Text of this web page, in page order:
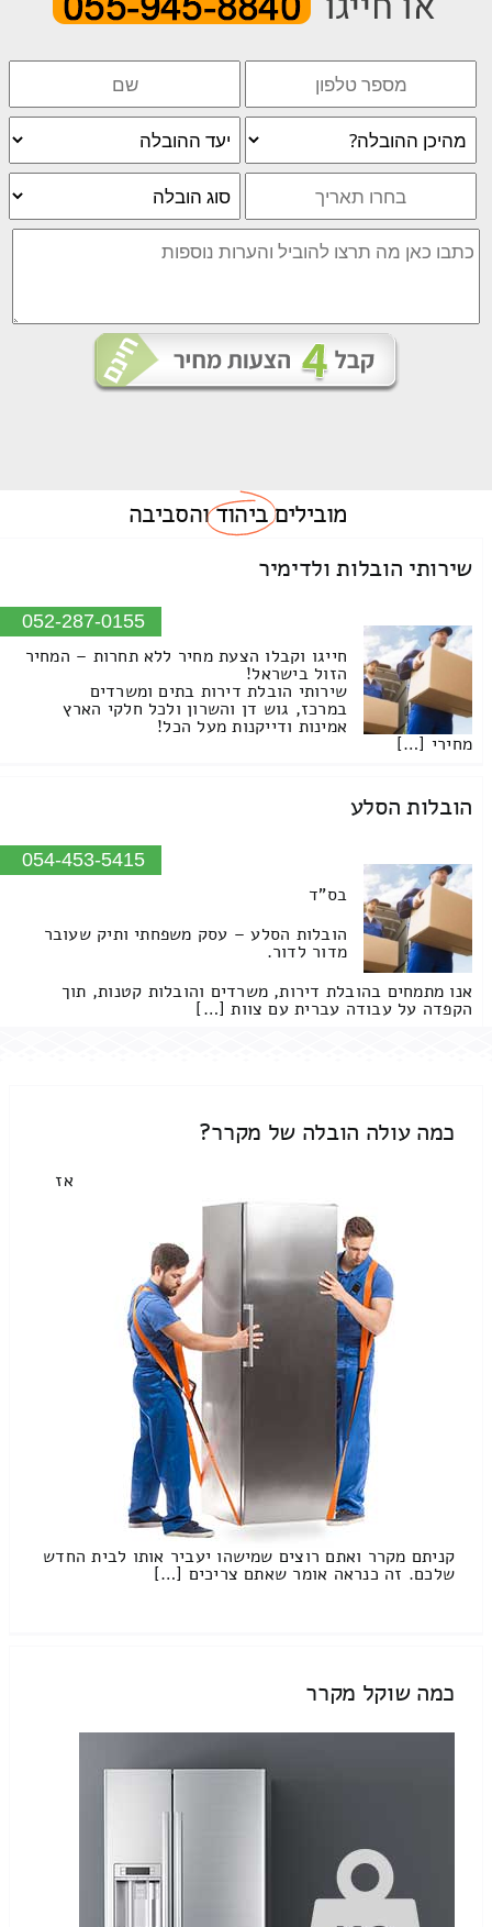
מוביליםביהודוהסביבה
שירותי הובלות ולדימיר
052-287-0155
חייגו וקבלו הצעת מחיר ללא תחרות – המחיר
הזול בישראל!
שירותי הובלת דירות בתים ומשרדים
במרכז, גוש דן והשרון ולכל חלקי הארץ
אמינות ודייקנות מעל הכל!
מחירי […]
הובלות הסלע
054-453-5415
בס"ד
הובלות הסלע – עסק משפחתי ותיק שעובר
מדור לדור.
אנו מתמחים בהובלת דירות, משרדים והובלות קטנות, תוך
הקפדה על עבודה עברית עם צוות […]
כמה עולה הובלה של מקרר?
אז
קניתם מקרר ואתם רוצים שמישהו יעביר אותו לבית החדש
שלכם. זה כנראה אומר שאתם צריכים […]
כמה שוקל מקרר